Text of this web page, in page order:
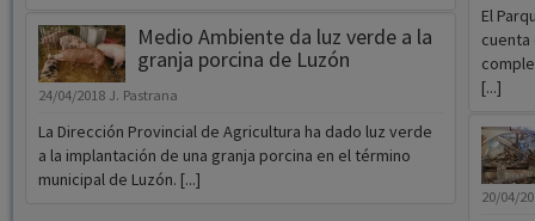
Medio Ambiente da luz verde a la
granja porcina de Luzón
24/04/2018 J. Pastrana
La Dirección Provincial de Agricultura ha dado luz verde
a la implantación de una granja porcina en el término
municipal de Luzón. [...]
El
cuenta
[...]
20/04/